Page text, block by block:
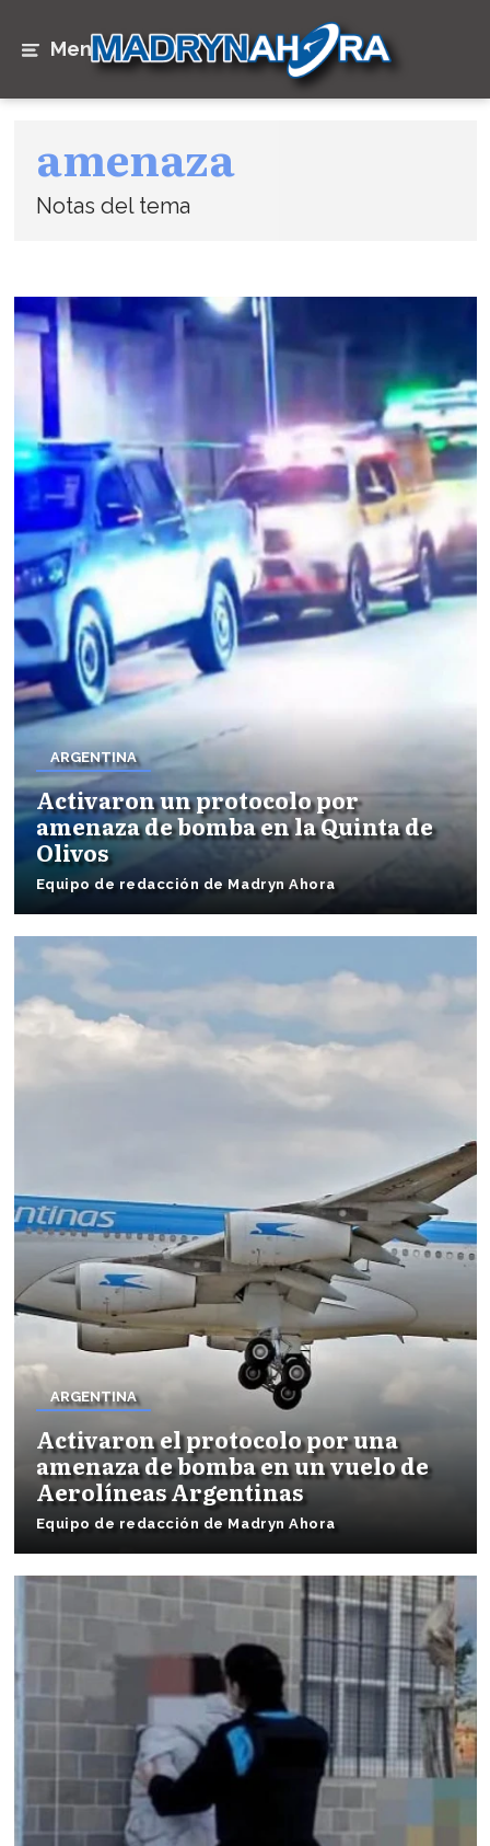
Menú
amenaza
Notas del tema
ARGENTINA
Activaron un protocolo por
amenaza de bomba en la Quinta de
Olivos
Equipo de redacción de Madryn Ahora
ARGENTINA
Activaron el protocolo por una
amenaza de bomba en un vuelo de
Aerolíneas Argentinas
Equipo de redacción de Madryn Ahora